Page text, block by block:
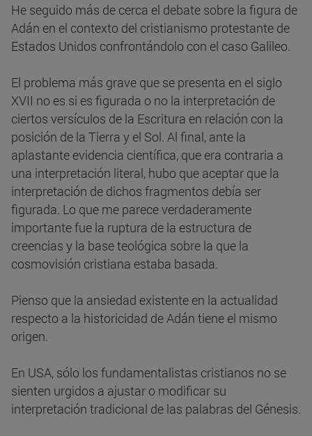
He seguido más de cerca el debate sobre la figura de
Adán en el contexto del cristianismo protestante de
Estados Unidos confrontándolo con el caso Galileo.
El problema más grave que se presenta en el siglo
XVII no es si es figurada o no la interpretación de
ciertos versículos de la Escritura en relación con la
posición de la Tierra y el Sol. Al final, ante la
aplastante evidencia científica, que era contraria a
una interpretación literal, hubo que aceptar que la
interpretación de dichos fragmentos debía ser
figurada. Lo que me parece verdaderamente
importante fue la ruptura de la estructura de
creencias y la base teológica sobre la que la
cosmovisión cristiana estaba basada.
Pienso que la ansiedad existente en la actualidad
respecto a la historicidad de Adán tiene el mismo
origen.
En USA, sólo los fundamentalistas cristianos no se
sienten urgidos a ajustar o modificar su
interpretación tradicional de las palabras del Génesis.